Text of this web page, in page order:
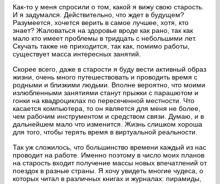
эфир
на сайте
пользователей
Как-то у меня спросили о том, какой я вижу свою старость.
И я задумался. Действительно, что ждет в будущем?
Разумеется, хочется верить в самое лучшее, хотя, кто
знает? Жаловаться на здоровье вроде как рано, так как
мало кто имеет проблемы в тридцать с небольшими лет.
Скучать также не приходится, так как, помимо работы,
существует масса интересных занятий.
Скорее всего, даже в старости я буду вести активный образ
жизни, очень много путешествовать и проводить время с
родными и близкими людьми. Вполне вероятно, что моими
излюбленными занятиями станут прыжки с парашютом и
гонки на квадроциклах по пересеченной местности. Что
касается компьютера, то он является для меня не более,
чем рабочим инструментом и средством связи. Думаю, и в
дальнейшем мало что изменится. Жизнь слишком хороша
для того, чтобы терять время в виртуальной реальности.
Так уж сложилось, что большинство времени каждый из нас
проводит на работе. Именно поэтому в число моих планов
на старость входит получение массы новых впечатлений от
поездок в разные страны. Я хочу увидеть многие чудеса, о
которых читал в различных книгах и журналах: пирамиды,